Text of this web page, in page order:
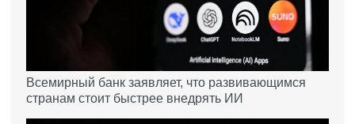
Всемирный банк заявляет, что развивающимся
странам стоит быстрее внедрять ИИ